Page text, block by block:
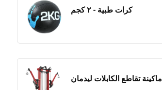
كرات طبية - ٢ كجم
ماكينة تقاطع الكابلات ليدمان